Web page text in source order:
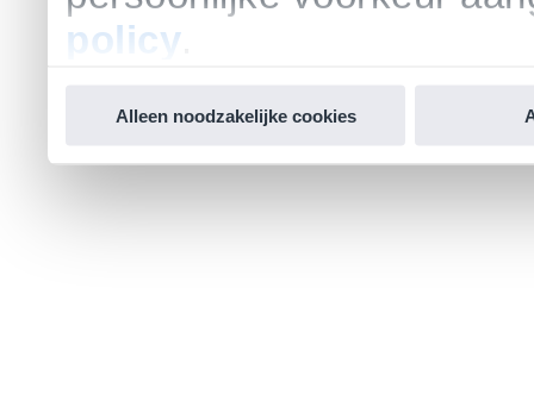
policy
Alleen noodzakelijke cookies